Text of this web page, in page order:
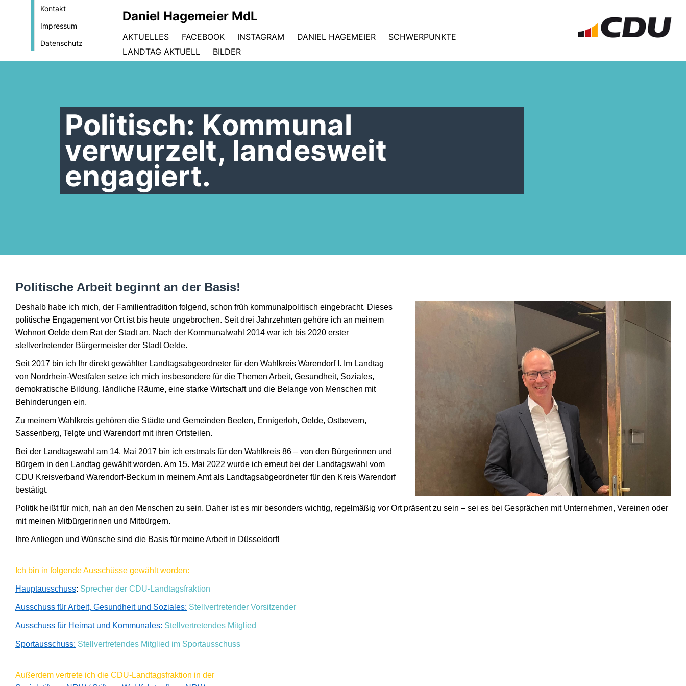
Kontakt
Impressum
Datenschutz
Daniel Hagemeier MdL
AKTUELLES FACEBOOK INSTAGRAM DANIEL HAGEMEIER
SCHWERPUNKTE
LANDTAG AKTUELL
BILDER
Politisch: Kommunal
verwurzelt, landesweit
engagiert.
Politische Arbeit beginnt an der Basis!
Deshalb habe ich mich, der Familientradition folgend, schon früh kommunalpolitisch eingebracht. Dieses
politische Engagement vor Ort ist bis heute ungebrochen. Seit drei Jahrzehnten gehöre ich an meinem
Wohnort Oelde dem Rat der Stadt an. Nach der Kommunalwahl 2014 war ich bis 2020 erster
stellvertretender Bürgermeister der Stadt Oelde.
Seit 2017 bin ich Ihr direkt gewählter Landtagsabgeordneter für den Wahlkreis Warendorf I. Im Landtag
von Nordrhein-Westfalen setze ich mich insbesondere für die Themen Arbeit, Gesundheit, Soziales,
demokratische Bildung, ländliche Räume, eine starke Wirtschaft und die Belange von Menschen mit
Behinderungen ein.
Zu meinem Wahlkreis gehören die Städte und Gemeinden Beelen, Ennigerloh, Oelde, Ostbevern,
Sassenberg, Telgte und Warendorf mit ihren Ortsteilen.
Bei der Landtagswahl am 14. Mai 2017 bin ich erstmals für den Wahlkreis 86 – von den Bürgerinnen und
Bürgern in den Landtag gewählt worden. Am 15. Mai 2022 wurde ich erneut bei der Landtagswahl vom
CDU Kreisverband Warendorf-Beckum in meinem Amt als Landtagsabgeordneter für den Kreis Warendorf
bestätigt.
Politik heißt für mich, nah an den Menschen zu sein. Daher ist es mir besonders wichtig, regelmäßig vor Ort präsent zu sein – sei es bei Gesprächen mit Unternehmen, Vereinen oder
mit meinen Mitbürgerinnen und Mitbürgern.
Ihre Anliegen und Wünsche sind die Basis für meine Arbeit in Düsseldorf!
Ich bin in folgende Ausschüsse gewählt worden:
Hauptausschuss: Sprecher der CDU-Landtagsfraktion
Ausschuss für Arbeit, Gesundheit und Soziales: Stellvertretender Vorsitzender
Ausschuss für Heimat und Kommunales: Stellvertretendes Mitglied
Sportausschuss: Stellvertretendes Mitglied im Sportausschuss
Außerdem vertrete ich die CDU-Landtagsfraktion in der